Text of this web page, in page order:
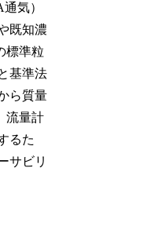
気）
既知濃
標準粒
基準法
ら質量
流量計
るた
サビリ